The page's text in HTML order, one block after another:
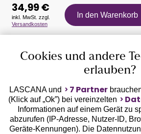
Auszeichnungen
Geprüfte Sicherheit
34,99 €
inkl. MwSt. zzgl.
Versandkosten
In den Warenkorb
Cookies und andere
erlauben?
LASCANA und 7 Partner
(Klick auf „Ok”) bei vereinzelten
Informationen auf einem Gerät zu
abzurufen (IP-Adresse, Nutzer-ID,
Geräte-Kennungen). Die